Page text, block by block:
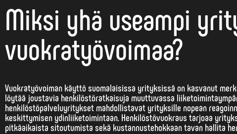
Miksi yhä useampi
vuokratyövoimaa?
Vuokratyövoiman käyttö suomalaisissa yrityksissä on kasvanut
löytää joustavia henkilöstöratkaisuja muuttuvassa
henkilöstöpalveluyritykset mahdollistavat yrityksille nopean
keskittymisen ydinliiketoimintaan. Henkilöstövuokraus tarjoaa
pitkäaikaista sitoutumista sekä kustannustehokkaan tavan hallita